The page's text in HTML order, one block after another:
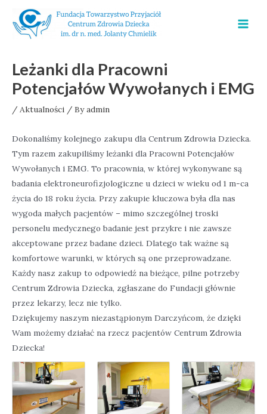
content
Leżanki dla Pracowni
Potencjałów Wywołanych i EMG
/ Aktualności / Byadmin
Dokonaliśmy kolejnego zakupu dla Centrum Zdrowia Dziecka.
Tym razem zakupiliśmy leżanki dla Pracowni Potencjałów
Wywołanych i EMG. To pracownia, w której wykonywane są
badania elektroneurofizjologiczne u dzieci w wieku od 1 m-ca
życia do 18 roku życia. Przy zakupie kluczowa była dla nas
wygoda małych pacjentów – mimo szczególnej troski
personelu medycznego badanie jest przykre i nie zawsze
akceptowane przez badane dzieci. Dlatego tak ważne są
komfortowe warunki, w których są one przeprowadzane.
Każdy nasz zakup to odpowiedź na bieżące, pilne potrzeby
Centrum Zdrowia Dziecka, zgłaszane do Fundacji głównie
przez lekarzy, lecz nie tylko.
Dziękujemy naszym niezastąpionym Darczyńcom, że dzięki
Wam możemy działać na rzecz pacjentów Centrum Zdrowia
Dziecka!